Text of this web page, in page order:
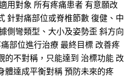
用對象 所有疼痛患者 有意願改
針對痛部位或脊椎節數 復健、中
側彎類型、大小及姿勢歪 斜方向
部位進行治療 最終目標 改善疼
的不對稱，只能達到 治標功能 改
體達成平衡對稱 預防未來的疼